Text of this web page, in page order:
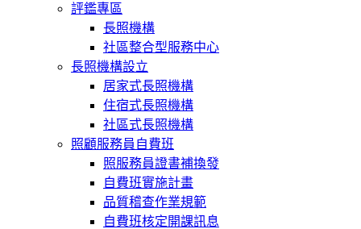
評鑑專區
長照機構
社區整合型服務中心
長照機構設立
居家式長照機構
住宿式長照機構
社區式長照機構
照顧服務員自費班
照服務員證書補換發
自費班實施計畫
品質稽查作業規範
自費班核定開課訊息